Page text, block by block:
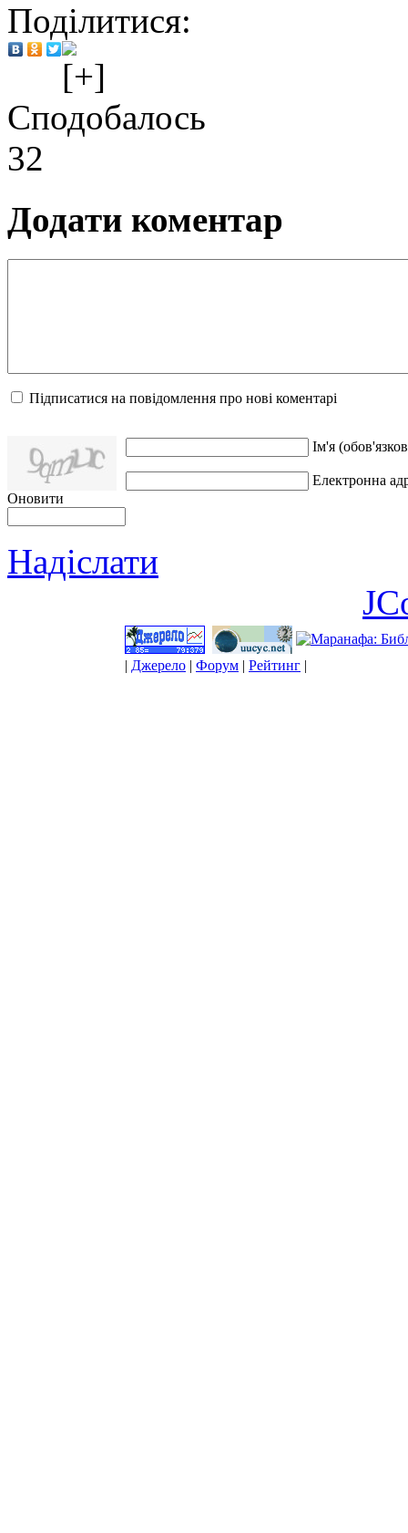
Поділитися:
Сподобалось
32
Додати коментар
Підписатися на повідомлення про нові коментарі
Оновити
Ім'я
Електронна
Надіслати
| Джерело | Форум | Рейтинг |